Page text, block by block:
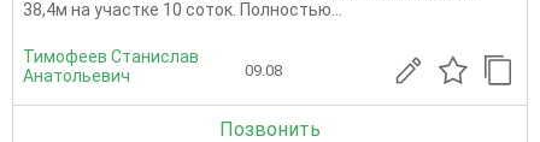
38,4м на участке 10 соток. Полностью...
Тимофеев Станислав
Анатольевич
09.08
Позвонить